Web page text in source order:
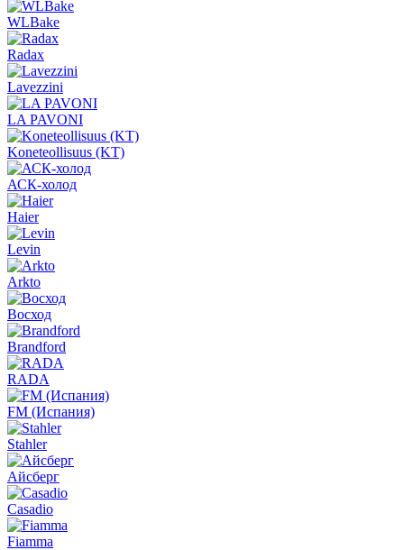
WLBake
Radax
Lavezzini
LA PAVONI
Koneteollisuus (KT)
АСК-холод
Haier
Levin
Arkto
Восход
Brandford
RADA
FM (Испания)
Stahler
Айсберг
Casadio
Fiamma